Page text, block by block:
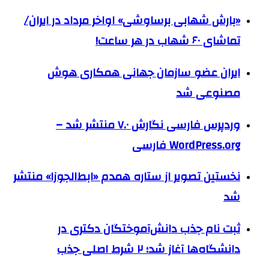
«بارش شهابی برساوشی» اواخر مرداد در ایران/
تماشای ۶۰ شهاب در هر ساعت!
ایران عضو سازمان جهانی همکاری هوش
مصنوعی شد
وردپرس فارسی نگارش ۷.۰ منتشر شد –
WordPress.org فارسی
نخستین تصویر از ستاره همدم «ابط‌الجوزا» منتشر
شد
ثبت نام جذب دانش‌آموختگان دکتری در
دانشگاه‌ها آغاز شد؛ ۲ شرط اصلی جذب